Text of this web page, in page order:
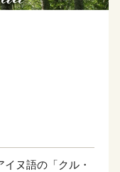
ヌ語の「クル・